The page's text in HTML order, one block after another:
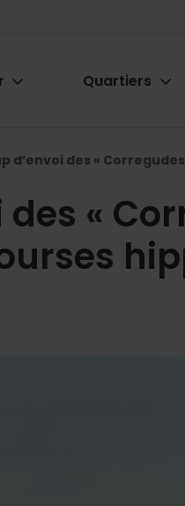
Quartiers
d’envoi des «
des «